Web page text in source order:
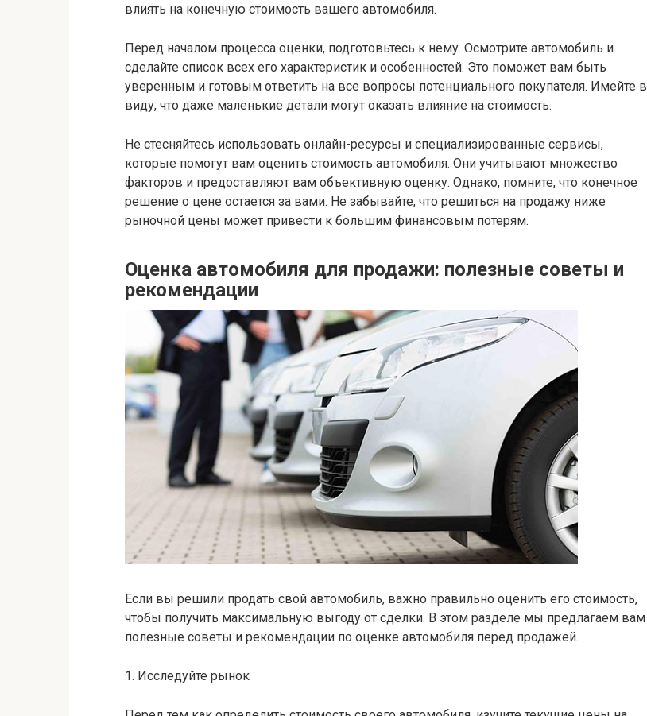
влиять на конечную стоимость вашего автомобиля.
Перед началом процесса оценки, подготовьтесь к нему. Осмотрите автомобиль и
сделайте список всех его характеристик и особенностей. Это поможет вам быть
уверенным и готовым ответить на все вопросы потенциального покупателя. Имейте в
виду, что даже маленькие детали могут оказать влияние на стоимость.
Не стесняйтесь использовать онлайн-ресурсы и специализированные сервисы,
которые помогут вам оценить стоимость автомобиля. Они учитывают множество
факторов и предоставляют вам объективную оценку. Однако, помните, что конечное
решение о цене остается за вами. Не забывайте, что решиться на продажу ниже
рыночной цены может привести к большим финансовым потерям.
Оценка автомобиля для продажи: полезные советы и
рекомендации
Если вы решили продать свой автомобиль, важно правильно оценить его стоимость,
чтобы получить максимальную выгоду от сделки. В этом разделе мы предлагаем вам
полезные советы и рекомендации по оценке автомобиля перед продажей.
1. Исследуйте рынок